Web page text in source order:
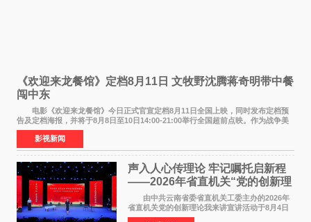
《欢迎来龙餐馆》定档8月11日 文牧野沈腾蒋奇明带中餐
闯中东
电影《欢迎来龙餐馆》今日正式官宣定档8月11日全国上映，同时发布定档预
告及定档海报，并将于8月8日至10日14:00-21:00举行全国超前点映。作为战争美
食大片，影片讲述的是中国厨师徐福（沈腾
影视新闻
声入人心传理论 牢记嘱托启新程
——2026年省直机关“党的创新理
论我来讲”宣讲活动圆满落幕
由中共云南省委省直机关工委主办的2026年
省直机关党的创新理论我来讲宣讲活动于8月4日
至5日在昆明举办。活动以 "牢记嘱托 感恩奋进